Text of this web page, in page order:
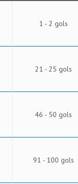
1 - 2 gols
21 - 25 gols
46 - 50 gols
91 - 100 gols